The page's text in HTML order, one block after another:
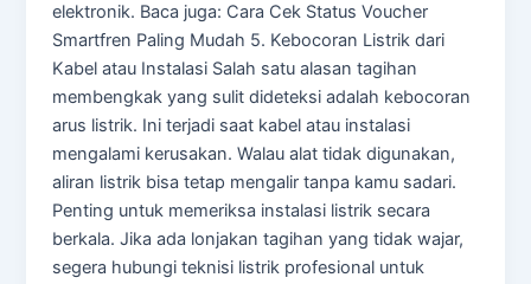
elektronik. Baca juga: Cara Cek Status Voucher
Smartfren Paling Mudah 5. Kebocoran Listrik dari
Kabel atau Instalasi Salah satu alasan tagihan
membengkak yang sulit dideteksi adalah kebocoran
arus listrik. Ini terjadi saat kabel atau instalasi
mengalami kerusakan. Walau alat tidak digunakan,
aliran listrik bisa tetap mengalir tanpa kamu sadari.
Penting untuk memeriksa instalasi listrik secara
berkala. Jika ada lonjakan tagihan yang tidak wajar,
segera hubungi teknisi listrik profesional untuk